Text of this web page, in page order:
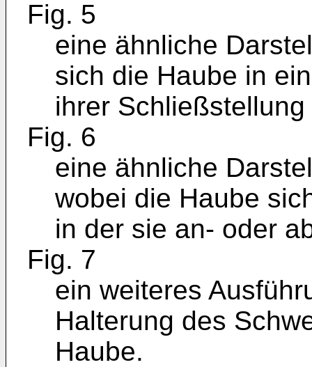
Fig. 5
eine ähnliche
sich die Haube in
ihrer
Fig. 6
eine ähnliche
wobei die Haube
in der sie an- oder
Fig. 7
ein weiteres
Halterung des
Haube.